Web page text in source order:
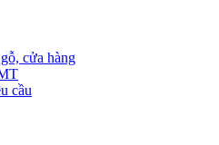
cửa hàng
cầu